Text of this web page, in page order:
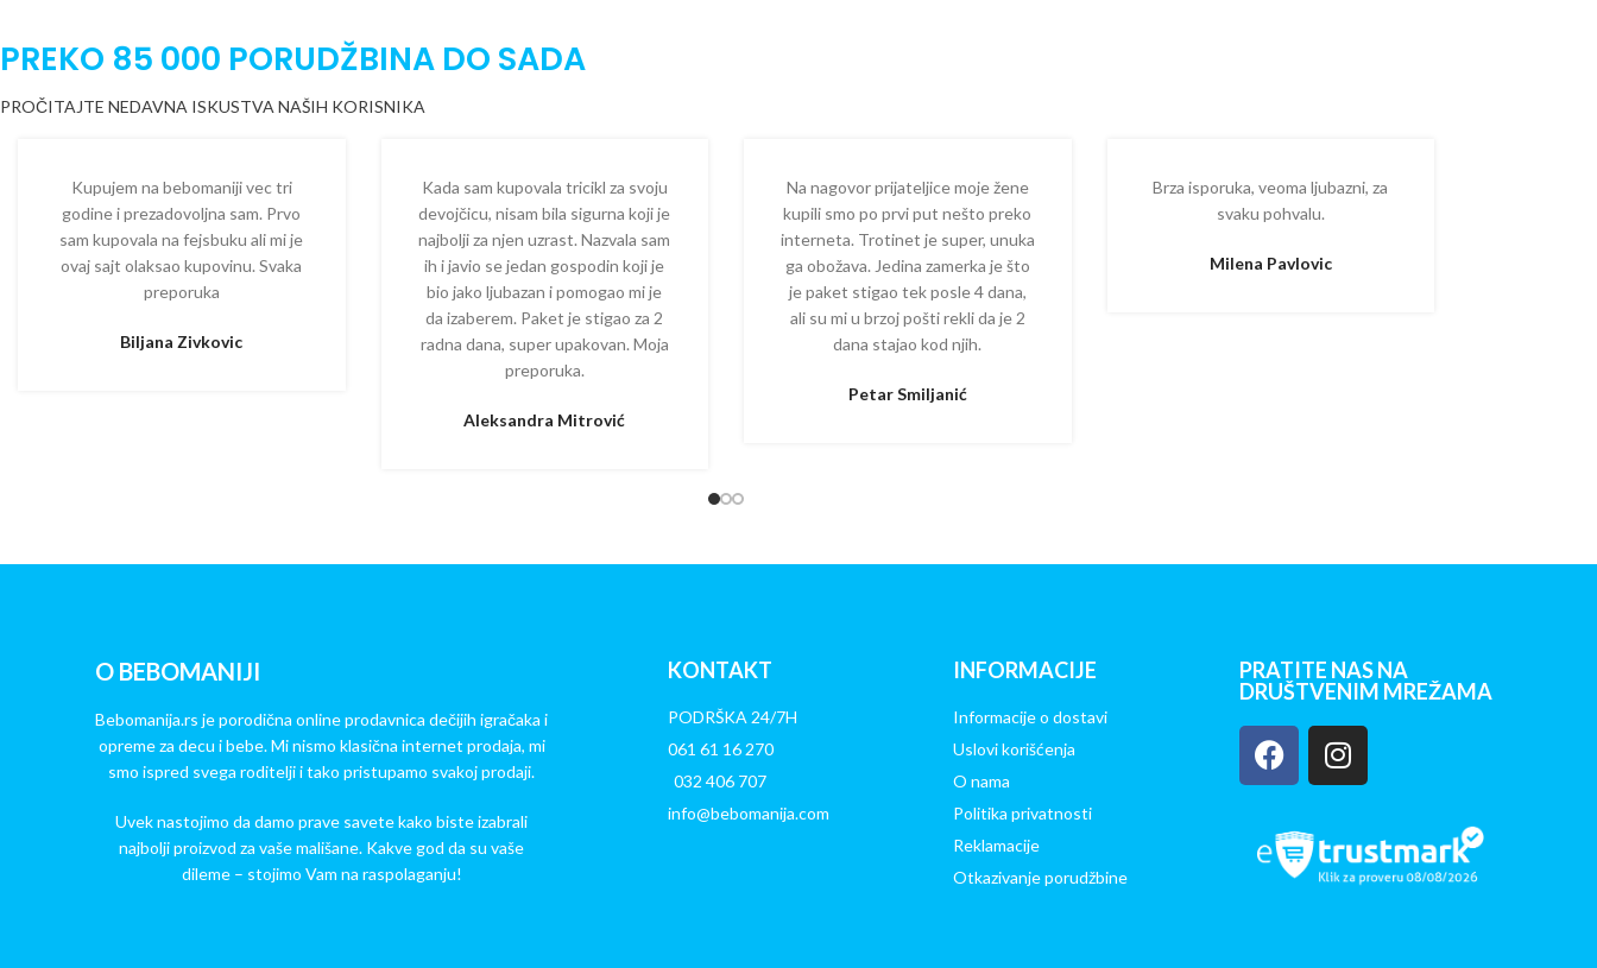
PREKO 85 000 PORUDŽBINA DO SADA
PROČITAJTE NEDAVNA ISKUSTVA NAŠIH KORISNIKA
Kupujem na bebomaniji vec tri
godine i prezadovoljna sam. Prvo
sam kupovala na fejsbuku ali mi je
ovaj sajt olaksao kupovinu. Svaka
preporuka
Biljana Zivkovic
Kada sam kupovala tricikl za svoju
devojčicu, nisam bila sigurna koji je
najbolji za njen uzrast. Nazvala sam
ih i javio se jedan gospodin koji je
bio jako ljubazan i pomogao mi je
da izaberem. Paket je stigao za 2
radna dana, super upakovan. Moja
preporuka.
Aleksandra Mitrović
Na nagovor prijateljice moje žene
kupili smo po prvi put nešto preko
interneta. Trotinet je super, unuka
ga obožava. Jedina zamerka je što
je paket stigao tek posle 4 dana,
ali su mi u brzoj pošti rekli da je 2
dana stajao kod njih.
Petar Smiljanić
Brza isporuka, veoma ljubazni, za
svaku pohvalu.
Milena Pavlovic
O BEBOMANIJI
Bebomanija.rs je porodična online prodavnica dečijih igračaka i
opreme za decu i bebe. Mi nismo klasična internet prodaja, mi
smo ispred svega roditelji i tako pristupamo svakoj prodaji.
Uvek nastojimo da damo prave savete kako biste izabrali
najbolji proizvod za vaše mališane. Kakve god da su vaše
dileme – stojimo Vam na raspolaganju!
KONTAKT
PODRŠKA 24/7H
061 61 16 270
032 406 707
info@bebomanija.com
INFORMACIJE
Informacije o dostavi
Uslovi korišćenja
O nama
Politika privatnosti
Reklamacije
Otkazivanje porudžbine
PRATITE NAS NA
DRUŠTVENIM MREŽAMA